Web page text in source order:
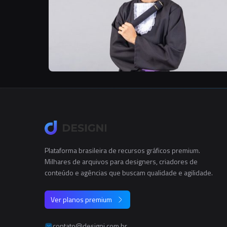
Plataforma brasileira de recursos gráficos premium.
Milhares de arquivos para designers, criadores de
conteúdo e agências que buscam qualidade e agilidade.
Ver planos premium